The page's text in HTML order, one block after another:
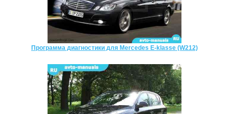
Программа диагностики для Mercedes E-klasse (W212)